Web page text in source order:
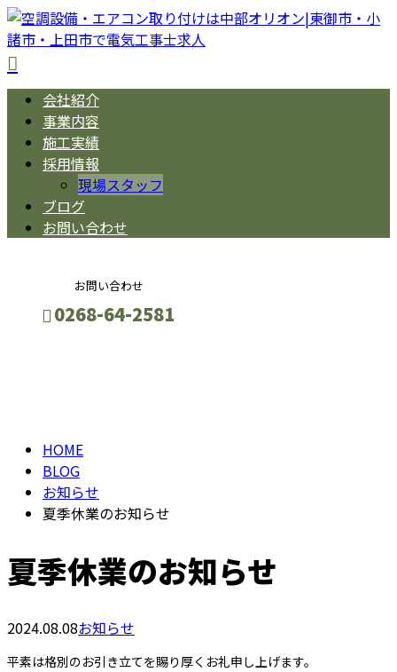
会社紹介
事業内容
施工実績
採用情報
現場スタッフ
ブログ
お問い合わせ
お問い合わせ
0268-64-2581
HOME
BLOG
お知らせ
夏季休業のお知らせ
夏季休業のお知らせ
2024.08.08お知らせ
平素は格別のお引き立てを賜り厚くお礼申し上げます。